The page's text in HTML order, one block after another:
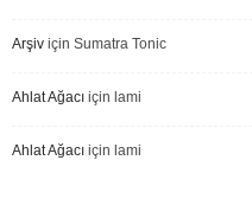
Arşiv için Sumatra Tonic
Ahlat Ağacı için lami
Ahlat Ağacı için lami